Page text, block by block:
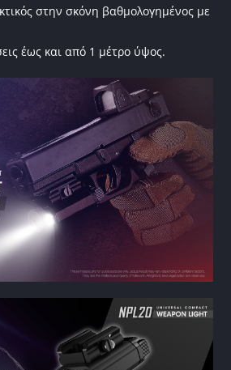
στην σκόνη βαθμολογημένος με
έως και από 1 μέτρο ύψος.